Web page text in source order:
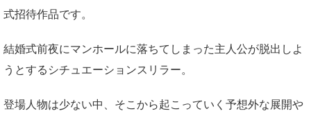
式招待作品です。
結婚式前夜にマンホールに落ちてしまった主人公が脱出しよ
うとするシチュエーションスリラー。
登場人物は少ない中、そこから起こっていく予想外な展開や